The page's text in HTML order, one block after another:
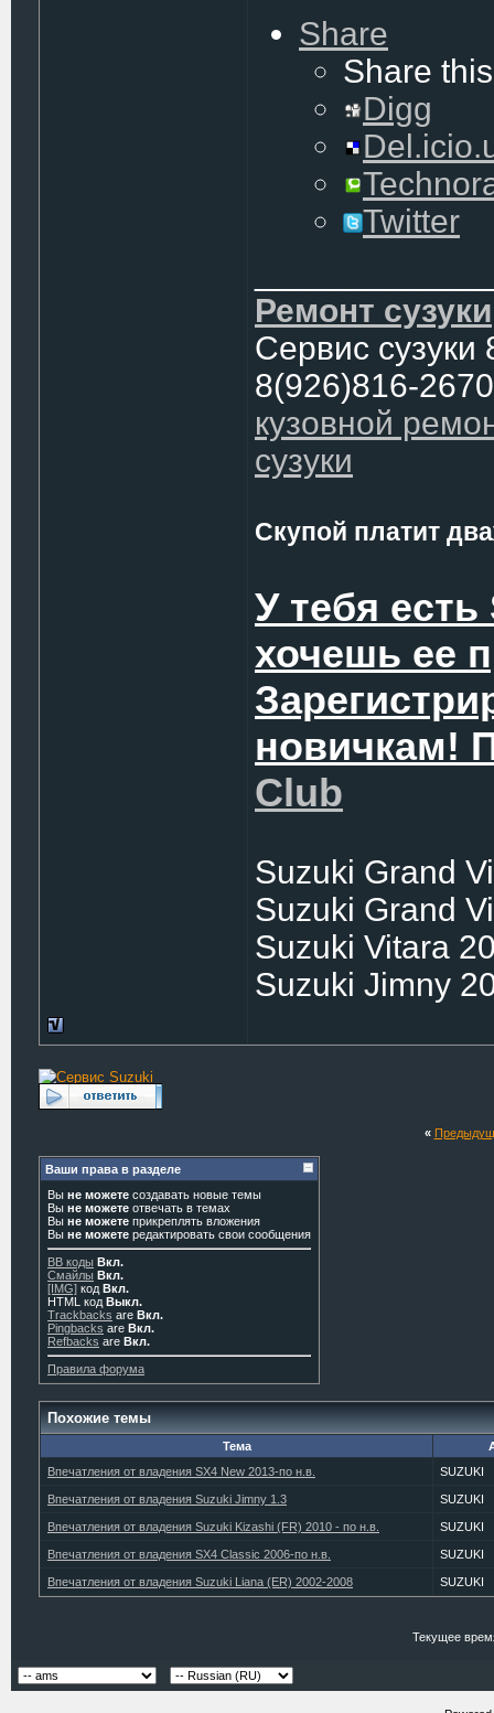
Share
Share
Digg
Twitter
Ремонт сузуки
Сервис сузуки
8(926)816-2670
кузовной
сузуки
Скупой платит
У тебя
хочешь ее
новичкам!
Club
Suzuki Grand
Suzuki Grand
Suzuki Vitara
Suzuki Jimny
«
Ваши права в разделе
Вы не можете создавать новые темы
Вы не можете отвечать в темах
Вы не можете прикреплять вложения
Вы не можете редактировать свои сообщения
BB коды Вкл.
Смайлы Вкл.
[IMG] код Вкл.
HTML код Выкл.
Trackbacks are Вкл.
Pingbacks are Вкл.
Refbacks are Вкл.
Правила форума
Похожие темы
Тема
Впечатления от владения SX4 New 2013-по н.в.
SUZUKI
Впечатления от владения Suzuki Jimny 1.3 SUZUKI
Впечатления от владения Suzuki Kizashi (FR) 2010 - по н.в. SUZUKI
Впечатления от владения SX4 Classic 2006-по н.в. SUZUKI
Впечатления от владения Suzuki Liana (ER) 2002-2008 SUZUKI
Текущее